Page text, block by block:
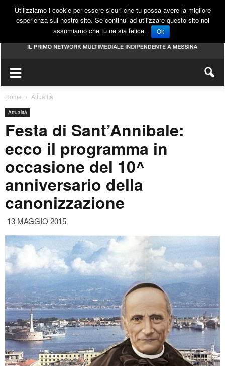
Home Attualità
Attualità
Festa di Sant’Annibale:
ecco il programma in
occasione del 10^
anniversario della
canonizzazione
13 MAGGIO 2015
Utilizziamo i cookie per essere sicuri che tu possa avere la migliore
esperienza sul nostro sito. Se continui ad utilizzare questo sito noi
assumiamo che tu ne sia felice.
Ok